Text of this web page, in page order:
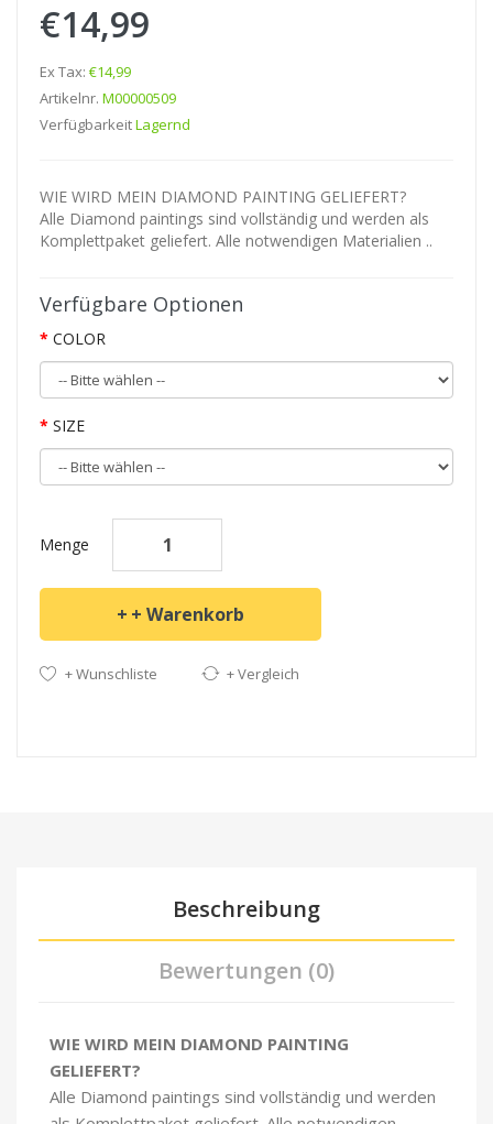
€14,99
Ex Tax: €14,99
Artikelnr. M00000509
VerfügbarkeitLagernd
WIE WIRD MEIN DIAMOND PAINTING GELIEFERT?
Alle Diamond paintings sind vollständig und werden als
Komplettpaket geliefert. Alle notwendigen Materialien ..
Verfügbare Optionen
COLOR
SIZE
Menge
+ Warenkorb
+ Wunschliste + Vergleich
Beschreibung
Bewertungen (0)
WIE WIRD MEIN DIAMOND PAINTING
GELIEFERT?
Alle Diamond paintings sind vollständig und werden